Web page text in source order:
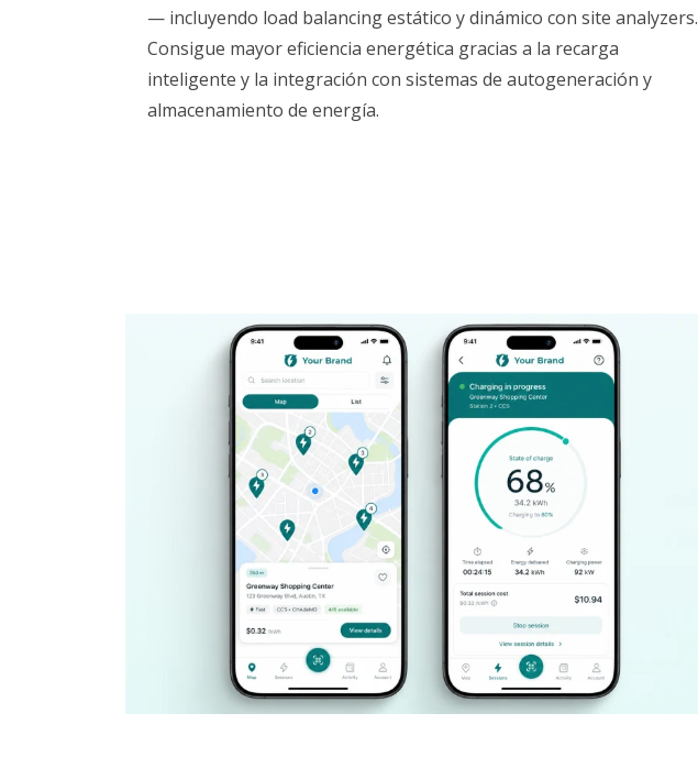
— incluyendo load balancing estático y dinámico con site analyzers.
Consigue mayor eficiencia energética gracias a la recarga
inteligente y la integración con sistemas de autogeneración y
almacenamiento de energía.